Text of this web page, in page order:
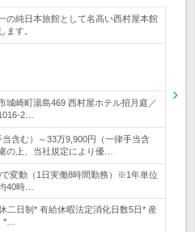
の純日本旅館として名高い西村屋本館
ます。
城崎町湯島469 西村屋ホテル招月庭／
2…
含む）～33万9,900円（一律手当含
の上、当社規定により優…
で変動（1日実働8時間勤務）※1年単位
40時…
二日制* 有給休暇法定消化日数5日* 産